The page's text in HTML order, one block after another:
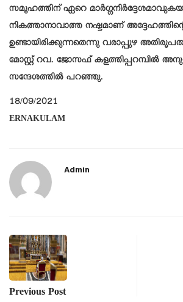
സമൂഹത്തിന് ഏറെ
നികത്താനാവാത്ത നഷ്ടമാണ്
ഉണ്ടായിരിക്കുന്നതെന്നു വരാപ്പുഴ
മോസ്റ്റ്‌ റവ. ജോസഫ് കളത്തിപ്പറമ്പിൽ
സന്ദേശത്തിൽ പറഞ്ഞു.
18/09/2021
ERNAKULAM
Admin
Previous Post